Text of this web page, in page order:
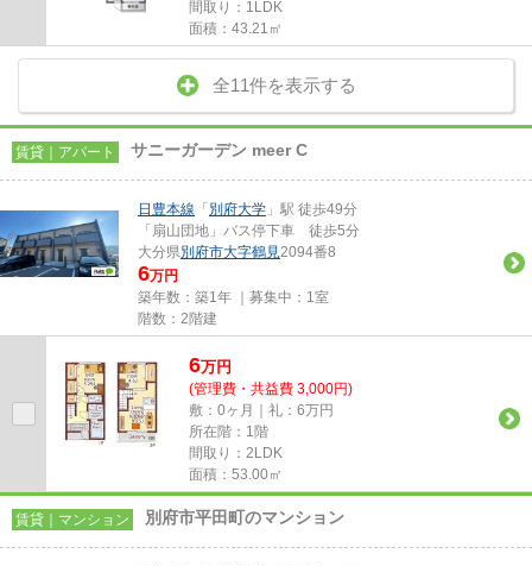
間取り：1LDK
面積：43.21㎡
全11件を表示する
賃貸｜アパート サニーガーデン meer C
日豊本線 「 別府大学 」駅 徒歩49分
「扇山団地」バス停下車 徒歩5分
大分県別府市大字鶴見2094番8
6万円
築年数：築1年 ｜募集中： 1室
階数：2階建
6万円
(管理費・共益費 3,000円)
敷：0ヶ月｜礼：6万円
所在階：1階
間取り：2LDK
面積：53.00㎡
賃貸｜マンション 別府市平田町のマンション